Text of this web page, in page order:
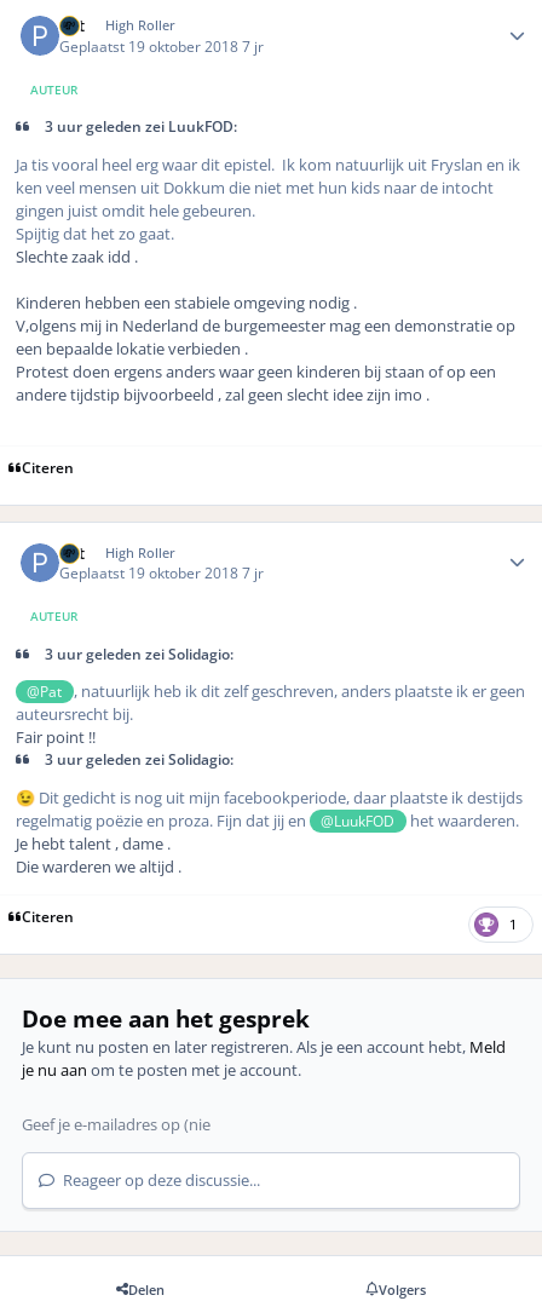
Pat High Roller
Geplaatst 19 oktober 20187 jr
AUTEUR
3 uur geleden zei LuukFOD:
Ja tis vooral heel erg waar dit epistel. Ik kom natuurlijk uit Fryslan en ik
ken veel mensen uit Dokkum die niet met hun kids naar de intocht
gingen juist omdit hele gebeuren.
Spijtig dat het zo gaat.
Slechte zaak idd .
Kinderen hebben een stabiele omgeving nodig .
V,olgens mij in Nederland de burgemeester mag een demonstratie op
een bepaalde lokatie verbieden .
Protest doen ergens anders waar geen kinderen bij staan of op een
andere tijdstip bijvoorbeeld , zal geen slecht idee zijn imo .
Citeren
Pat High Roller
Geplaatst 19 oktober 20187 jr
AUTEUR
3 uur geleden zei Solidagio:
@Pat
, natuurlijk heb ik dit zelf geschreven, anders plaatste ik er geen
auteursrecht bij.
Fair point !!
3 uur geleden zei Solidagio:
😉 Dit gedicht is nog uit mijn facebookperiode, daar plaatste ik destijds
regelmatig poëzie en proza. Fijn dat jij en
@LuukFOD
het waarderen.
Je hebt talent , dame .
Die warderen we altijd .
Citeren 1
Doe mee aan het gesprek
Je kunt nu posten en later registreren. Als je een account hebt, Meld
je nu aan om te posten met je account.
Reageer op deze discussie...
Delen Volgers